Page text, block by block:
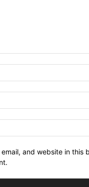
email, and website in this